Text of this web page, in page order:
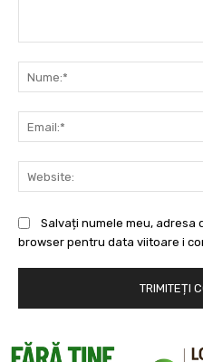
Salvați numele meu, adresa
browser pentru data viitoare i